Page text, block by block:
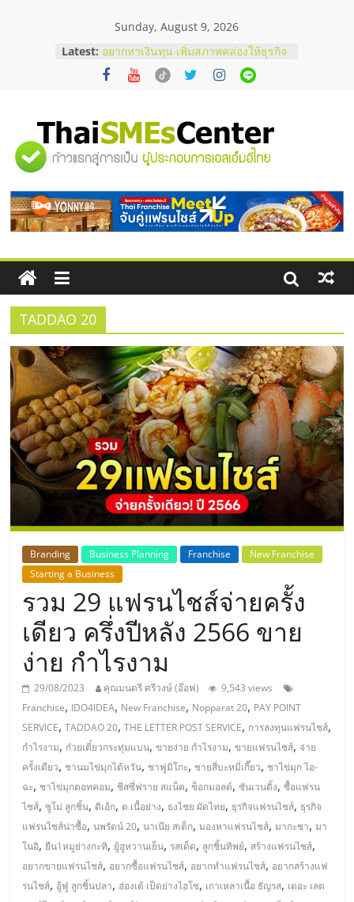
Sunday, August 9, 2026
Latest:
บริษัท Cybersecurity ในไทยที่ไหนดี?
วิธีเลือกผู้ให้บริการให้คุ้มค่าและตอบ
โจทย์ธุรกิจ
สัมมนาออนไลน์ โอกาสบริหารสถานี
บริการน้ำมัน Shell
สัมมนาลงทุน แฟรนไชส์ยอนนี่
ThaiFranchise Meet Up จับคู่แฟรน
ร้านเครื่องเสียงคุณภาพสูง พร้อม
โซลูชันระบบภาพและเสียง
"ศูนย์
รวม
ข้อมูล
ธุรกิจ
SME
แห่ง
ประเทศไทย,
ThaiSMEsCenter,
รวม
ธุรกิจ
เอ
ส
เอ็
มอี
ไทย,
SMEs,
แฟ
TADDAO 20
Branding Business Planning Franchise
New Franchise
Starting a Business
รวม 29 แฟรนไชส์จ่ายครั้ง
เดียว ครึ่งปีหลัง 2566 ขาย
ง่าย กำไรงาม
29/08/2023 คุณมนตรี ศรีวงษ์ (อ๊อฟ)
9,543 views
Franchise, IDO4IDEA, New Franchise, Nopparat 20, PAY POINT
SERVICE,TADDAO 20,THE LETTER POST SERVICE, การลงทุนแฟรนไชส์,
กำไรงาม, ก๋วยเตี๋ยวกระทุ่มแบน,ขายง่าย กำไรงาม,ขายแฟรนไชส์, จ่าย
ครั้งเดียว, ชานมไข่มุกไต้หวัน, ชาฟูมิโกะ, ชายสี่บะหมี่เกี๊ยว, ชาไข่มุก ไอ-
ฉะ, ชาไข่มุกดอทคอม, ชีสซี่ฟราย สแน็ค, ช็อกมอลต์,ซันเวนดิ้ง,ซื้อแฟรน
ไชส์,ซูโม่ ลูกชิ้น, ดิเอ้ก, ต.เนื้อย่าง, ธงไชย ผัดไทย, ธุรกิจแฟรนไชส์, ธุรกิจ
แฟรนไชส์น่าซื้อ,นพรัตน์ 20,นาเนีย สเต็ก,มองหาแฟรนไชส์,มากะชา,มา
โนอิ, ยืน1หมูย่างกะทิ, ยู้ฮูหวานเย็น, รสเด็ด, ลูกชิ้นทิพย์, สร้างแฟรนไชส์,
อยากขายแฟรนไชส์, อยากซื้อแฟรนไชส์, อยากทำแฟรนไชส์, อยากสร้างแฟ
รนไชส์, อู้ฟู่ ลูกชิ้นปลา, ฮ่องเต้ เป็ดย่างไฮโซ, เกาเหลาเนื้อ ธัญรส, เดอะ เลต